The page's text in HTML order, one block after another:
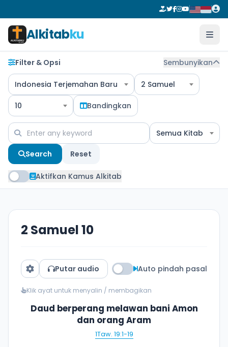
Alkitabku
Filter & Opsi Sembunyikan
Indonesia Terjemahan Baru 2 Samuel
10 Bandingkan
Semua Kitab
Search Reset
Aktifkan Kamus Alkitab
2 Samuel 10
Putar audio Auto pindah pasal
Klik ayat untuk menyalin / membagikan
Daud berperang melawan bani Amon
dan orang Aram
1Taw. 19:1-19